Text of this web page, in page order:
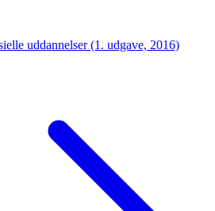
uddannelser (1. udgave, 2016)